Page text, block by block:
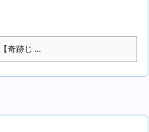
【奇跡じ ...